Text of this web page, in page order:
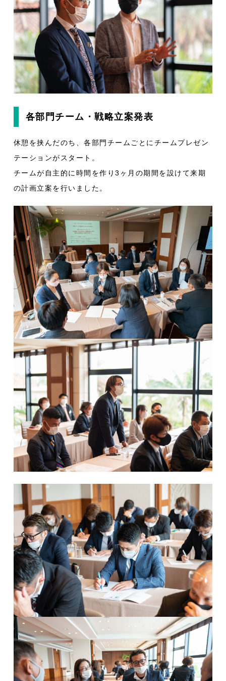
各部門チーム・戦略立案発表
休憩を挟んだのち、各部門チームごとにチームプレゼン
テーションがスタート。
チームが自主的に時間を作り3ヶ月の期間を設けて来期
の計画立案を行いました。